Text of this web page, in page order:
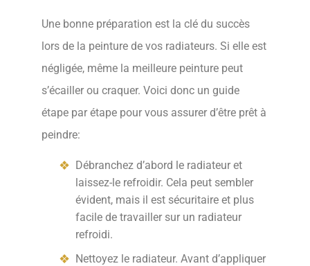
Une bonne préparation est la clé du succès
lors de la peinture de vos radiateurs. Si elle est
négligée, même la meilleure peinture peut
s’écailler ou craquer. Voici donc un guide
étape par étape pour vous assurer d’être prêt à
peindre:
Débranchez d’abord le radiateur et
laissez-le refroidir. Cela peut sembler
évident, mais il est sécuritaire et plus
facile de travailler sur un radiateur
refroidi.
Nettoyez le radiateur. Avant d’appliquer